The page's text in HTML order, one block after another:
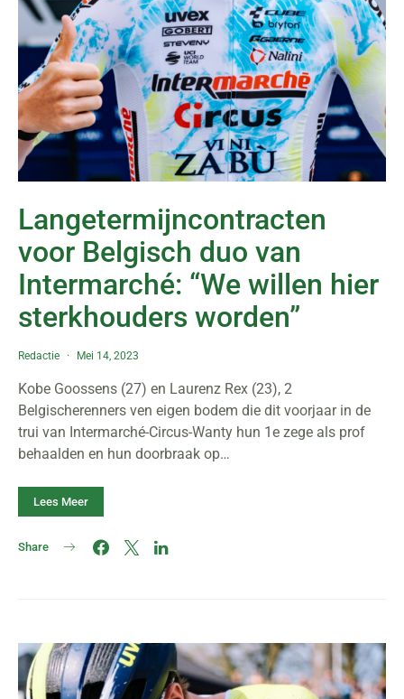
Langetermijncontracten
voor Belgisch duo van
Intermarché: “We willen hier
sterkhouders worden”
Redactie Mei 14, 2023
Kobe Goossens (27) en Laurenz Rex (23), 2
Belgischerenners ven eigen bodem die dit voorjaar in de
trui van Intermarché-Circus-Wanty hun 1e zege als prof
behaalden en hun doorbraak op…
Lees Meer
Share